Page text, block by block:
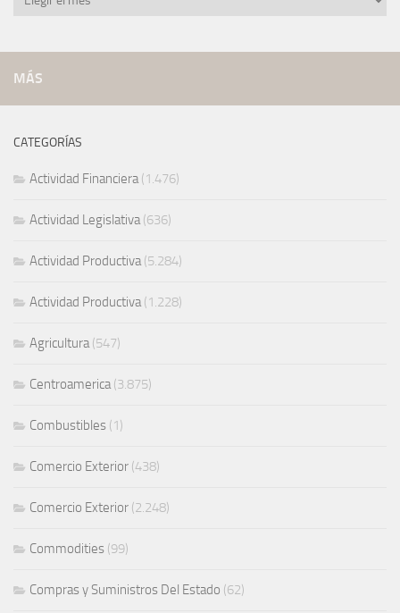
MÁS
CATEGORÍAS
Actividad Financiera(1.476)
Actividad Legislativa(636)
Actividad Productiva(5.284)
Actividad Productiva(1.228)
Agricultura(547)
Centroamerica(3.875)
Combustibles (1)
Comercio Exterior (438)
Comercio Exterior (2.248)
Commodities (99)
Compras y Suministros Del Estado (62)